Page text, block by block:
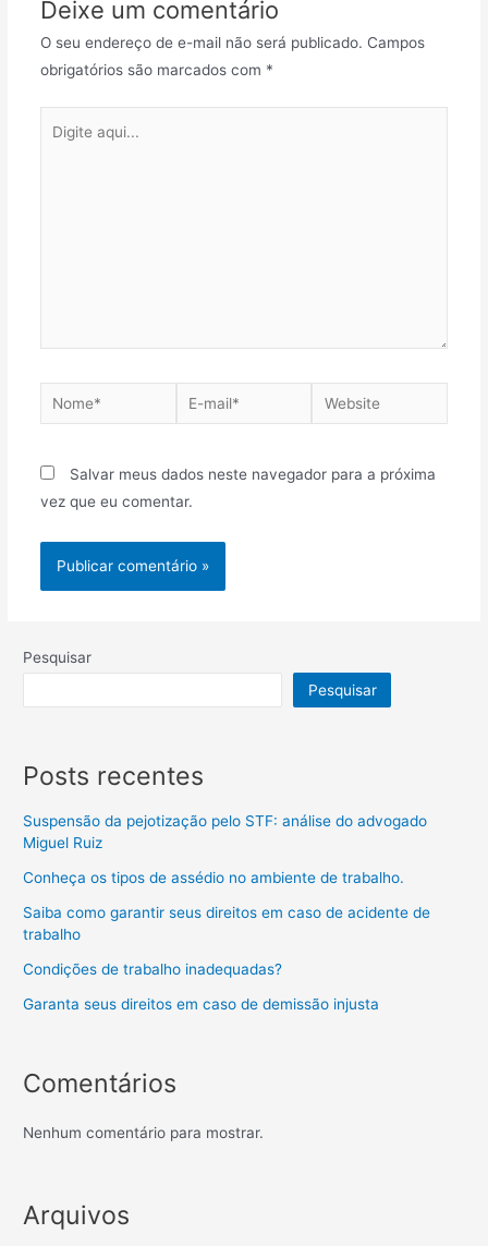
Deixe um comentário
O seu endereço de e-mail não será publicado. Campos
obrigatórios são marcados com *
Salvar meus dados neste navegador para a próxima
vez que eu comentar.
Pesquisar
Pesquisar
Posts recentes
Suspensão da pejotização pelo STF: análise do advogado
Miguel Ruiz
Conheça os tipos de assédio no ambiente de trabalho.
Saiba como garantir seus direitos em caso de acidente de
trabalho
Condições de trabalho inadequadas?
Garanta seus direitos em caso de demissão injusta
Comentários
Nenhum comentário para mostrar.
Arquivos